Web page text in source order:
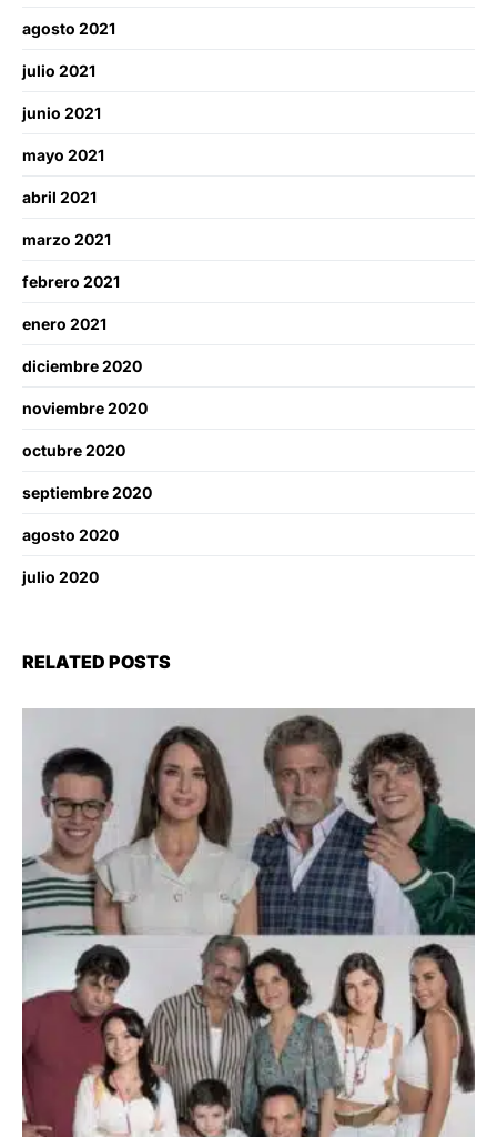
agosto 2021
julio 2021
junio 2021
mayo 2021
abril 2021
marzo 2021
febrero 2021
enero 2021
diciembre 2020
noviembre 2020
octubre 2020
septiembre 2020
agosto 2020
julio 2020
RELATED POSTS